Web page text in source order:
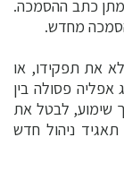
כתב ההסמכה.
מחדש.
את תפקידו, או
אפליה פסולה בין
שימוע, לבטל את
ניהול חדש